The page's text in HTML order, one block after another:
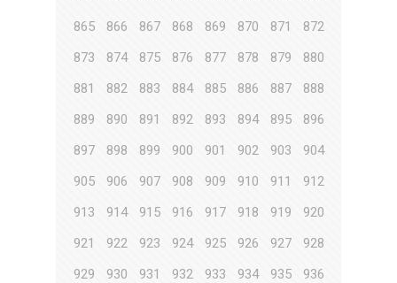
865
866 867 868 869 870 871
872
873
874 875 876 877 878 879
880
881
882 883 884 885 886 887
888
889
890 891 892 893 894 895
896
897
898 899 900 901 902 903
904
905
906 907 908 909 910 911
912
913
914 915 916 917 918 919
920
921
922 923 924 925 926 927
928
929
930 931 932 933 934 935
936